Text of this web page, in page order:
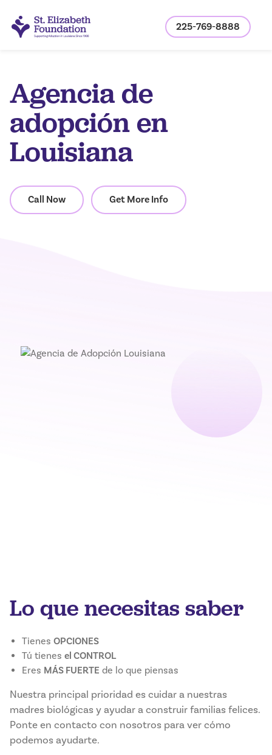
225-769-8888
Agencia de
adopción en
Louisiana
Call Now Get More Info
Lo que necesitas saber
Tienes OPCIONES
Tú tienes el CONTROL
Eres MÁS FUERTE de lo que piensas
Nuestra principal prioridad es cuidar a nuestras
madres biológicas y ayudar a construir familias felices.
Ponte en contacto con nosotros para ver cómo
podemos ayudarte.